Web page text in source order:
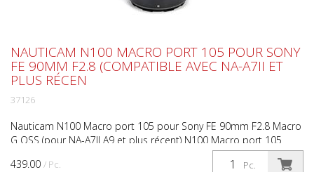
439.00 / Pc. Pc.
NAUTICAM N100 MACRO PORT 105 POUR SONY
FE 90MM F2.8 (COMPATIBLE AVEC NA-A7II ET
PLUS RÉCEN
37126
Nauticam N100 Macro port 105 pour Sony FE 90mm F2.8 Macro
G OSS (pour NA-A7II A9 et plus récent) N100 Macro port 105
pour Sony FE 90mm F2.8 Macro G OSS Modèles de logemen...